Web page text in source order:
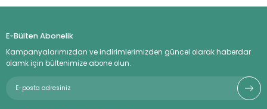
E-Bülten Abonelik
Kampanyalarımızdan ve indirimlerimizden güncel olarak haberdar
olamk için bültenimize abone olun.